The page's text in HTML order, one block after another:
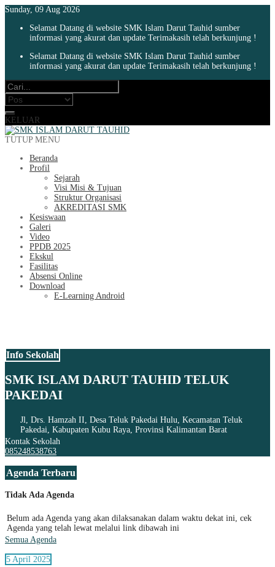
Sunday, 09 Aug 2026
Selamat Datang di website SMK Islam Darut Tauhid sumber
informasi yang akurat dan update Terimakasih telah berkunjung !
Selamat Datang di website SMK Islam Darut Tauhid sumber
informasi yang akurat dan update Terimakasih telah berkunjung !
KELUAR
TUTUP MENU
Beranda
Profil
Sejarah
Visi Misi & Tujuan
Struktur Organisasi
AKREDITASI SMK
Kesiswaan
Galeri
Video
PPDB 2025
Ekskul
Fasilitas
Absensi Online
Download
E-Learning Android
Info Sekolah
SMK ISLAM DARUT TAUHID TELUK
PAKEDAI
Jl, Drs. Hamzah II, Desa Teluk Pakedai Hulu, Kecamatan Teluk
Pakedai, Kabupaten Kubu Raya, Provinsi Kalimantan Barat
Kontak Sekolah
085248538763
Agenda Terbaru
Tidak Ada Agenda
Belum ada Agenda yang akan dilaksanakan dalam waktu dekat ini, cek
Agenda yang telah lewat melalui link dibawah ini
Semua Agenda
5 April 2025